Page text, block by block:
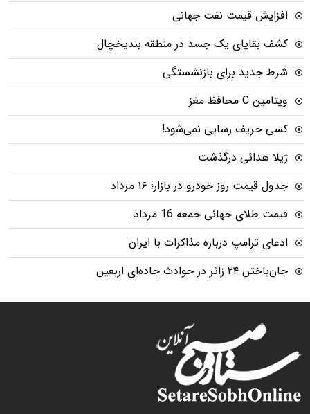
افزایش قیمت نفت جهانی
کشف بقایای یک جسد در منطقه بندیخچال
شرط جدید برای بازنشستگی
ویتامین C محافظ مغز
کسی حریف رسایی نمی‌شود!
ژیلا هدائی درگذشت
جدول قیمت روز خودرو در بازار؛ ۱۶ مرداد
قیمت طلای جهانی جمعه 16 مرداد
ادعای ترامپ درباره مذاکرات با ایران
جان‌باختن ۲۴ زائر در حوادث جاده‌ای اربعین